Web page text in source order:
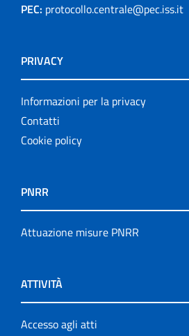
PEC: protocollo.centrale@pec.iss.it
PRIVACY
Informazioni per la privacy
Contatti
Cookie policy
PNRR
Attuazione misure PNRR
ATTIVITÀ
Accesso agli atti